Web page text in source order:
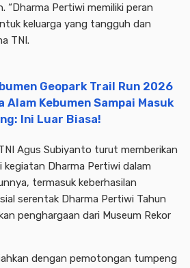
“Dharma Pertiwi memiliki peran
keluarga yang tangguh dan
TNI.
Geopark Trail Run 2026
Alam Kebumen Sampai Masuk
Ini Luar Biasa!
Agus Subiyanto turut memberikan
kegiatan Dharma Pertiwi dalam
termasuk keberhasilan
serentak Dharma Pertiwi Tahun
penghargaan dari Museum Rekor
dengan pemotongan tumpeng